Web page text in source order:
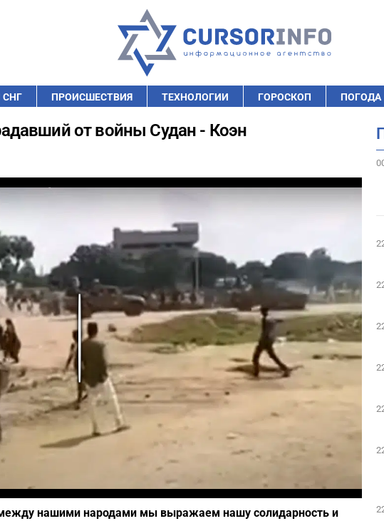
СНГ ПРОИСШЕСТВИЯ ТЕХНОЛОГИИ ГОРОСКОП ПОГОДА
от войны Судан - Коэн
Play
Фото: скриншот из Youtube
нашими народами мы выражаем нашу солидарность и